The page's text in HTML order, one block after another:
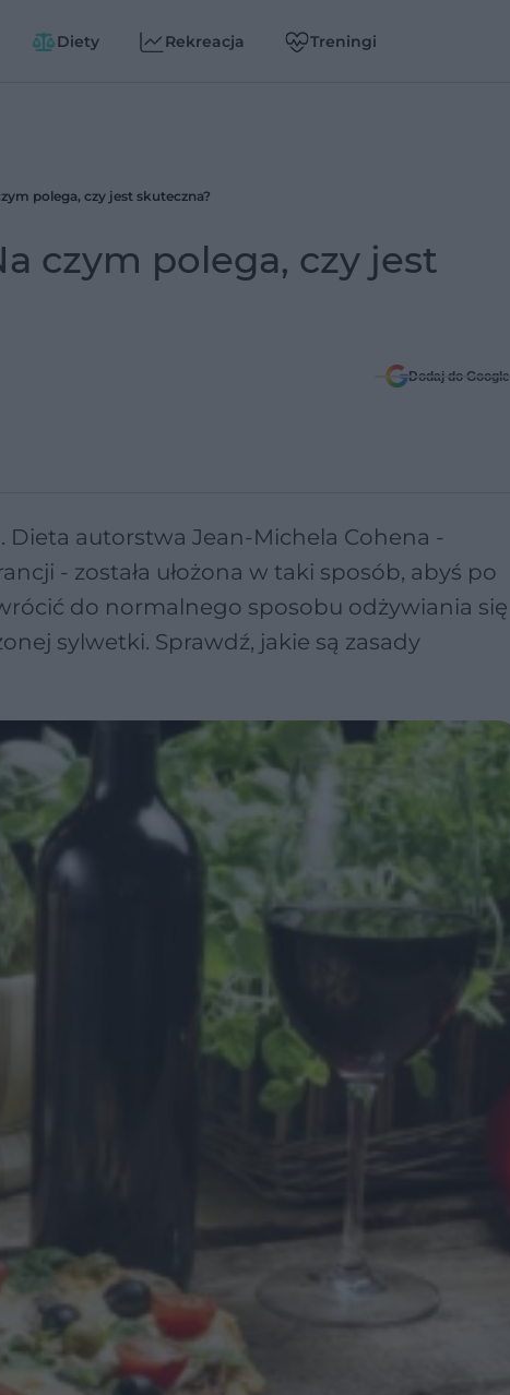
Diety Rekreacja Treningi
polega, czy jest skuteczna?
czym polega, czy jest
Dodaj do Google
Dieta autorstwa Jean-Michela Cohena -
- została ułożona w taki sposób, abyś po
do normalnego sposobu odżywiania się
sylwetki. Sprawdź, jakie są zasady